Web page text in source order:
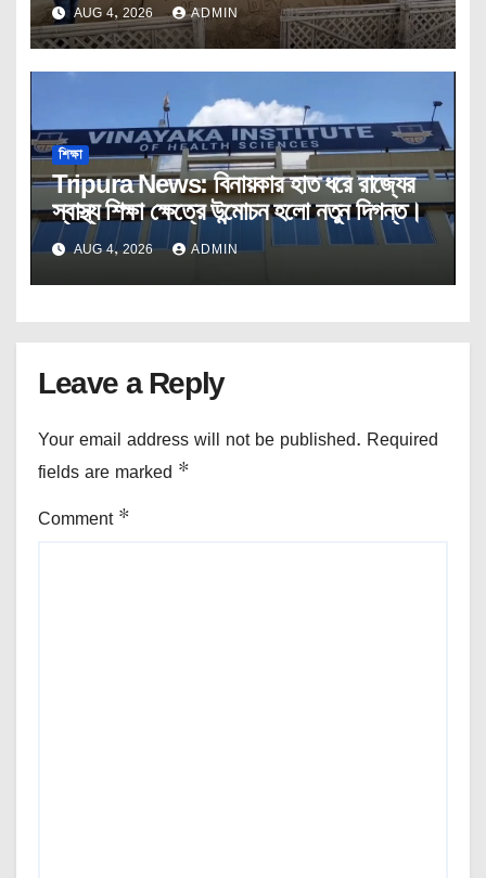
AUG 4, 2026 ADMIN
শিক্ষা
Tripura News: বিনায়কার হাত ধরে রাজ্যের
স্বাস্থ্য শিক্ষা ক্ষেত্রে উন্মোচন হলো নতুন দিগন্ত।
AUG 4, 2026 ADMIN
Leave a Reply
Your email address will not be published. Required
fields are marked *
Comment *